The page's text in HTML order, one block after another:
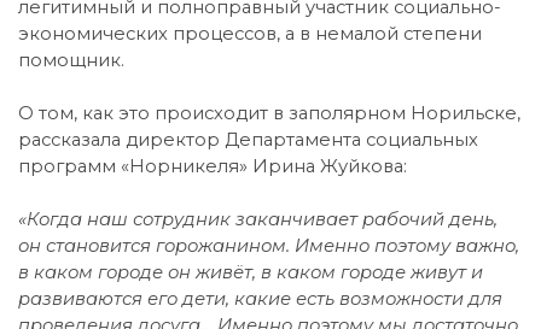
легитимный и полноправный участник социально-
экономических процессов, а в немалой степени
помощник.
О том, как это происходит в заполярном Норильске,
рассказала директор Департамента социальных
программ «Норникеля» Ирина Жуйкова:
«Когда наш сотрудник заканчивает рабочий день,
он становится горожанином. Именно поэтому важно,
в каком городе он живёт, в каком городе живут и
развиваются его дети, какие есть возможности для